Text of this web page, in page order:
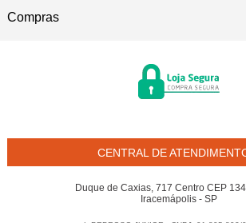
Compras
CENTRAL DE
Duque de Caxias, 717 Centro CEP
Iracemápolis - SP